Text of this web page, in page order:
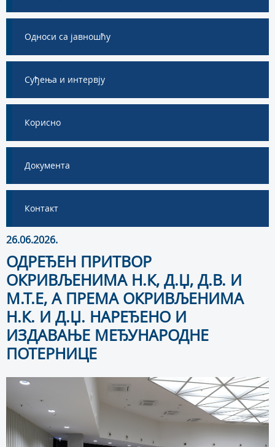
Односи са јавношћу
Суђења и интервју
Корисно
Документа
Контакт
26.06.2026.
ОДРЕЂЕН ПРИТВОР
ОКРИВЉЕНИМА Н.К, Д.Џ, Д.В. И
М.Т.Е, А ПРЕМА ОКРИВЉЕНИМА
Н.К. И Д.Џ. НАРЕЂЕНО И
ИЗДАВАЊЕ МЕЂУНАРОДНЕ
ПОТЕРНИЦЕ